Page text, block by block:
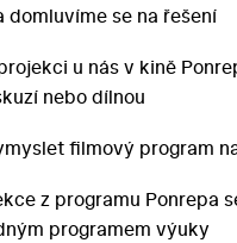
domluvíme se na řešení
u nás v kině
nebo dílnou
filmový program
z programu Ponrepa
programem výuky